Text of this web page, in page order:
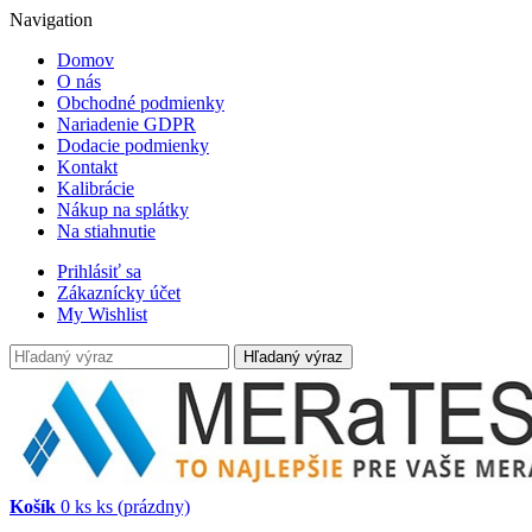
Navigation
Domov
O nás
Obchodné podmienky
Nariadenie GDPR
Dodacie podmienky
Kontakt
Kalibrácie
Nákup na splátky
Na stiahnutie
Prihlásiť sa
Zákaznícky účet
My Wishlist
Hľadaný výraz
Košík 0 ks ks (prázdny)